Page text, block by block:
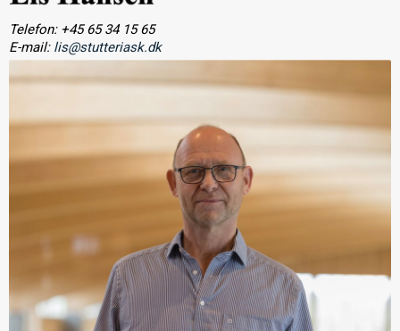
Telefon: +45 65 34 15 65
E-mail: lis@stutteriask.dk